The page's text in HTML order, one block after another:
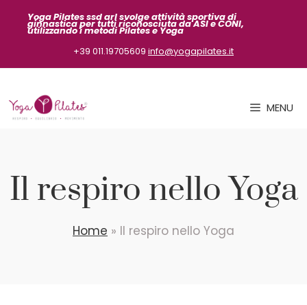
Yoga Pilates ssd arl svolge attività sportivadi
ginnastica per tutti riconosciuta da ASIe CONI,
utilizzando i metodi Pilates e Yoga
+39 011.19705609 info@yogapilates.it
MENU
Il respiro nello Yoga
Home » Il respiro nello Yoga